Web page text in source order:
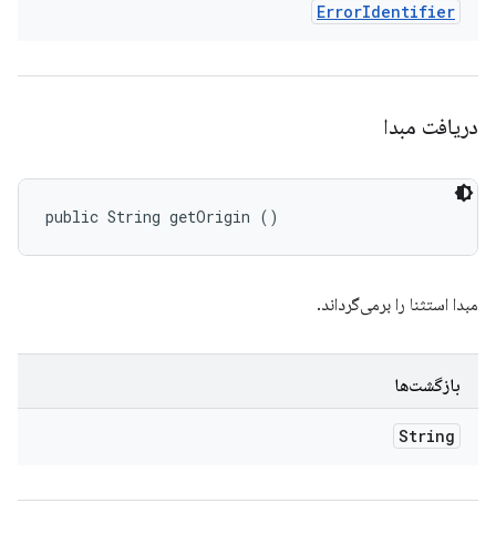
ErrorIdentifier
دریافت مبدا
public String getOrigin ()
مبدا استثنا را برمی‌گرداند.
بازگشت‌ها
String